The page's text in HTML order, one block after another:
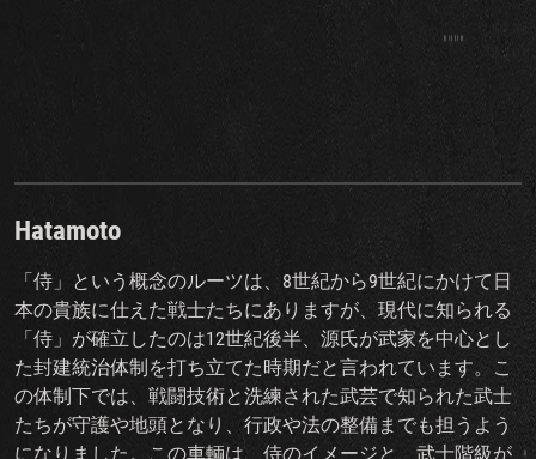
Hatamoto
「侍」という概念のルーツは、8世紀から9世紀にかけて日
本の貴族に仕えた戦士たちにありますが、現代に知られる
「侍」が確立したのは12世紀後半、源氏が武家を中心とし
た封建統治体制を打ち立てた時期だと言われています。こ
の体制下では、戦闘技術と洗練された武芸で知られた武士
たちが守護や地頭となり、行政や法の整備までも担うよう
になりました。この車輌は、侍のイメージと、武士階級が